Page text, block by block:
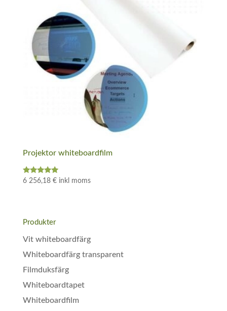
Projektor whiteboardfilm
Betygsatt
6 256,18 € inkl moms
Produkter
Vit whiteboardfärg
Whiteboardfärg transparent
Filmduksfärg
Whiteboardtapet
Whiteboardfilm